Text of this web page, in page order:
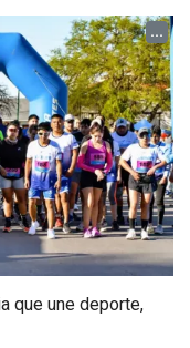
...
que une deporte,